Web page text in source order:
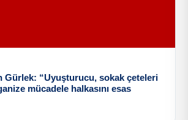
Gürlek: “Uyuşturucu, sokak çeteleri
mücadele halkasını esas